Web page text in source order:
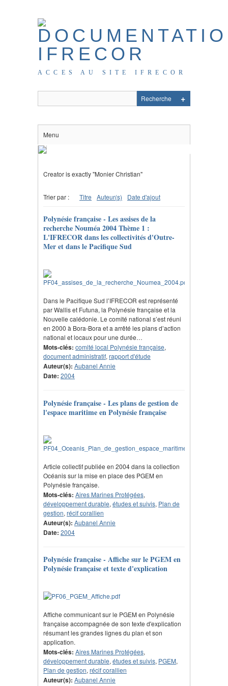
ACCES AU SITE IFRECOR
Menu
Creator is exactly "Monier Christian"
Trier par : Titre Auteur(s) Date d'ajout
Polynésie française - Les assises de la
recherche Nouméa 2004 Thème 1 :
L'IFRECOR dans les collectivités d'Outre-
Mer et dans le Pacifique Sud
Dans le Pacifique Sud l’IFRECOR est représenté
par Wallis et Futuna, la Polynésie française et la
Nouvelle calédonie. Le comité national s’est réuni
en 2000 à Bora-Bora et a arrêté les plans d’action
national et locaux pour une durée…
Mots-clés: comité local Polynésie française,
document administratif, rapport d'étude
Auteur(s): Aubanel Annie
Date: 2004
Polynésie française - Les plans de gestion de
l'espace maritime en Polynésie française
Article collectif publiée en 2004 dans la collection
Océanis sur la mise en place des PGEM en
Polynésie française.
Mots-clés: Aires Marines Protégées,
développement durable, études et suivis, Plan de
gestion, récif corallien
Auteur(s): Aubanel Annie
Date: 2004
Polynésie française - Affiche sur le PGEM en
Polynésie française et texte d'explication
Affiche communicant sur le PGEM en Polynésie
française accompagnée de son texte d'explication
résumant les grandes lignes du plan et son
application.
Mots-clés: Aires Marines Protégées,
développement durable, études et suivis, PGEM,
Plan de gestion, récif corallien
Auteur(s): Aubanel Annie